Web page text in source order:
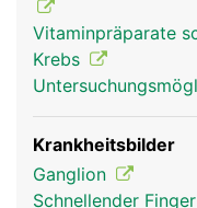
Hauptfunktionen
und Fühlen.
Vitaminpräparate
Krebs
Krankheitsbilder
Ganglion
Schnellender Finger